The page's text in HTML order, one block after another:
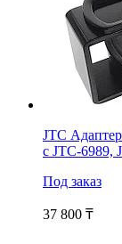
JTC
с JTC-6989,
Под заказ
37 800 ₸